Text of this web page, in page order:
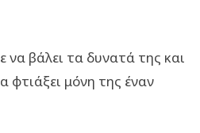
να βάλει τα δυνατά της και
φτιάξει μόνη της έναν